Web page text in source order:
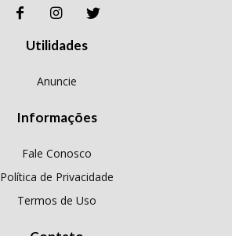
Utilidades
Anuncie
Informações
Fale Conosco
Política de Privacidade
Termos de Uso